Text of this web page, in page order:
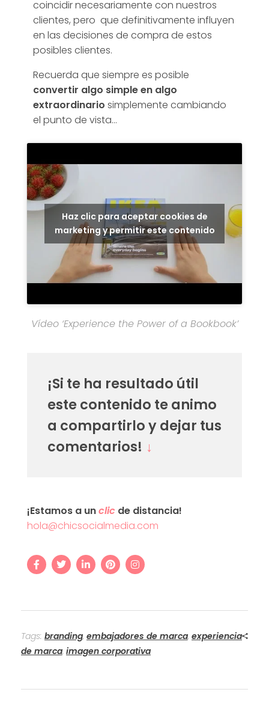
coincidir necesariamente con nuestros
clientes, pero que definitivamente influyen
en las decisiones de compra de estos
posibles clientes.
Recuerda que siempre es posible
convertir algo simple en algo
extraordinario simplemente cambiando
el punto de vista…
Haz clic para aceptar cookies de
marketing y permitir este contenido
Vídeo‘Experience the Power of a Bookbook’
¡Si te ha resultado útil
este contenido te animo
a compartirlo y dejar tus
comentarios! ↓
¡Estamos a unclic de distancia!
hola@chicsocialmedia.com
Tags: branding, embajadores de marca, experiencia
de marca, imagen corporativa